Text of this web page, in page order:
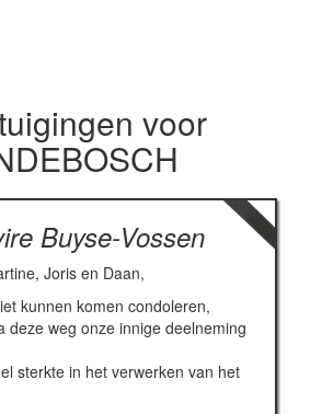
voor
Buyse-Vossen
Joris en Daan,
kunnen komen condoleren,
deze weg onze innige deelneming
sterkte in het verwerken van het